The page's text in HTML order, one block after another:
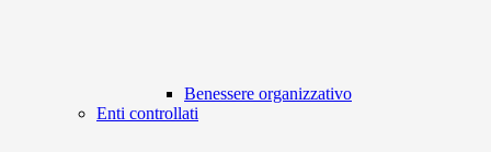
Benessere organizzativo
Enti controllati